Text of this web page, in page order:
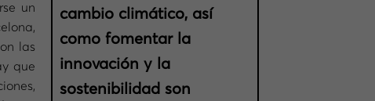
cambio climático, así
como fomentar la
innovación y la
sostenibilidad son
un
las
que